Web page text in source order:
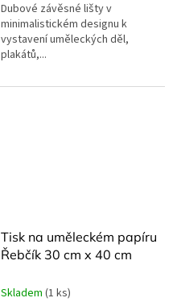
5
hvězdiček.
Dubové závěsné lišty v
minimalistickém designu k
vystavení uměleckých děl,
plakátů,...
Tisk na uměleckém papíru
Řebčík 30 cm x 40 cm
Skladem (1 ks)